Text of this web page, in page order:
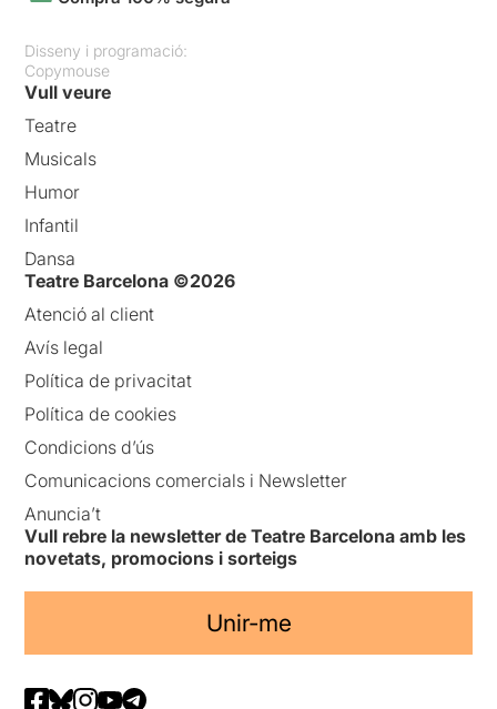
Disseny i programació:
Copymouse
Vull veure
Teatre
Musicals
Humor
Infantil
Dansa
Teatre Barcelona ©2026
Atenció al client
Avís legal
Política de privacitat
Política de cookies
Condicions d’ús
Comunicacions comercials i Newsletter
Anuncia’t
Vull rebre la newsletter de Teatre Barcelona amb les
novetats, promocions i sorteigs
Unir-me